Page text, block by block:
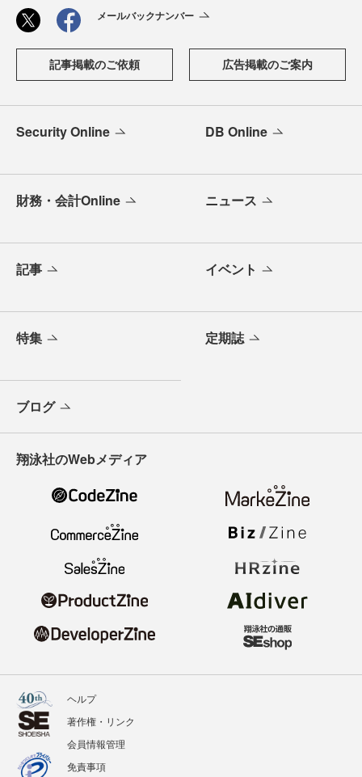
メールバックナンバー
記事掲載のご依頼 広告掲載のご案内
Security Online DB Online
財務・会計Online ニュース
記事 イベント
特集 定期誌
ブログ
翔泳社のWebメディア
ヘルプ
著作権・リンク
会員情報管理
免責事項